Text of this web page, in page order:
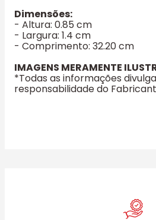
Dimensões:
- Altura: 0.85 cm
- Largura: 1.4 cm
- Comprimento: 32.20 cm
IMAGENS MERAMENTE
*Todas as informações
responsabilidade do